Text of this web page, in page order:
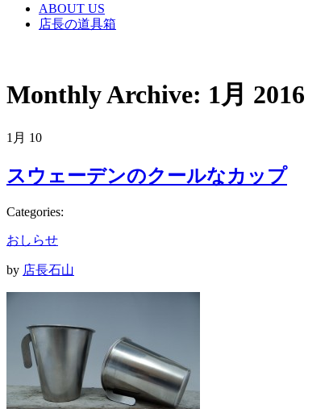
ABOUT US
店長の道具箱
Monthly Archive: 1月 2016
1月 10
スウェーデンのクールなカップ
Categories:
おしらせ
by 店長石山